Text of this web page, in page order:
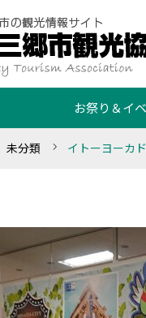
お祭り＆イ
未分類 イトーヨーカ